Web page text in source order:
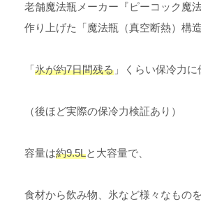
老舗魔法瓶メーカー『ピーコック魔
作り上げた「魔法瓶（真空断熱）構
「氷が約7日間残る 」くらい保冷力に
（後ほど実際の保冷力検証あり）
容量は約9.5Lと大容量で、
食材から飲み物、氷など様々なもの